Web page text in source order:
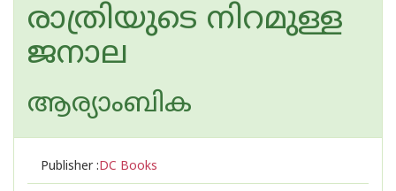
രാത്രിയുടെ നിറമുള്ള
ജനാല
ആര്യാംബിക
Publisher :DC Books